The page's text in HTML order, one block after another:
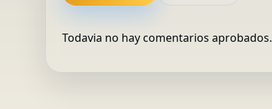
Todavia no hay comentarios aprobados.